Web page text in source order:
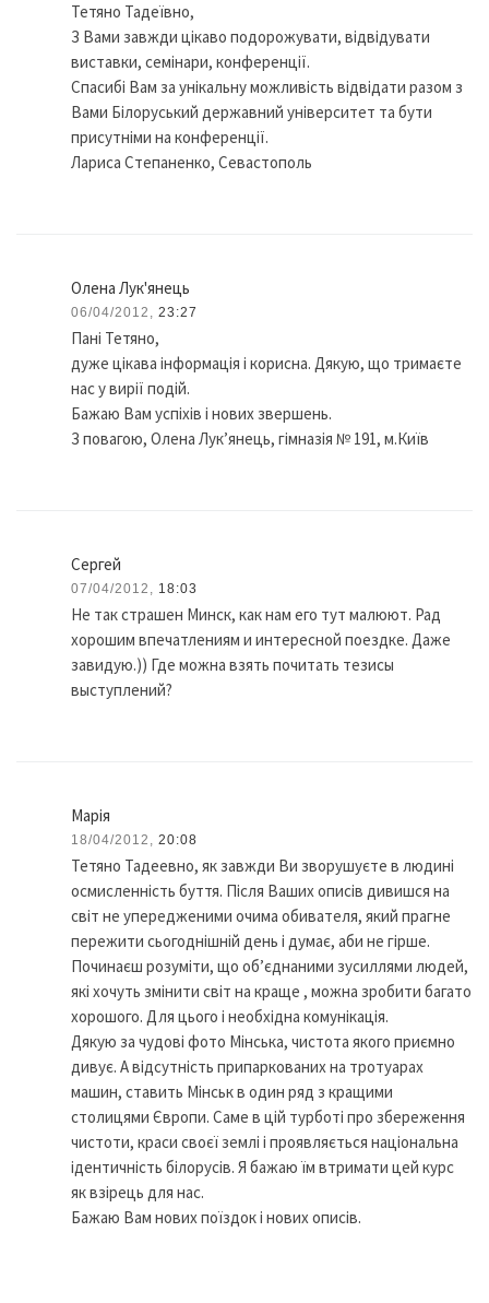
Тетяно Тадеївно,
З Вами завжди цікаво подорожувати, відвідувати
виставки, семінари, конференції.
Спасибі Вам за унікальну можливість відвідати разом з
Вами Білоруський державний університет та бути
присутніми на конференції.
Лариса Степаненко, Севастополь
Oлена Лук'янець
06/04/2012, 23:27
Пані Тетяно,
дуже цікава інформація і корисна. Дякую, що тримаєте
нас у вирії подій.
Бажаю Вам успіхів і нових звершень.
З повагою, Олена Лук’янець, гімназія № 191, м.Київ
Сергей
07/04/2012, 18:03
Не так страшен Минск, как нам его тут малюют. Рад
хорошим впечатлениям и интересной поездке. Даже
завидую.)) Где можна взять почитать тезисы
выступлений?
Марія
18/04/2012, 20:08
Тетяно Тадеевно, як завжди Ви зворушуєте в людині
осмисленність буття. Після Ваших описів дивишся на
світ не упередженими очима обивателя, який прагне
пережити сьогоднішній день і думає, аби не гірше.
Починаєш розуміти, що об’єднаними зусиллями людей,
які хочуть змінити світ на краще , можна зробити багато
хорошого. Для цього і необхідна комунікація.
Дякую за чудові фото Мінська, чистота якого приємно
дивує. А відсутність припаркованих на тротуарах
машин, ставить Мінськ в один ряд з кращими
столицями Європи. Саме в цій турботі про збереження
чистоти, краси своєї землі і проявляється національна
ідентичність білорусів. Я бажаю їм втримати цей курс
як взірець для нас.
Бажаю Вам нових поїздок і нових описів.